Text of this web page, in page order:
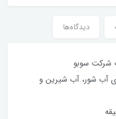
دیدگاه‌ها
شرکت سوبو
آب شور، آب شیرین و